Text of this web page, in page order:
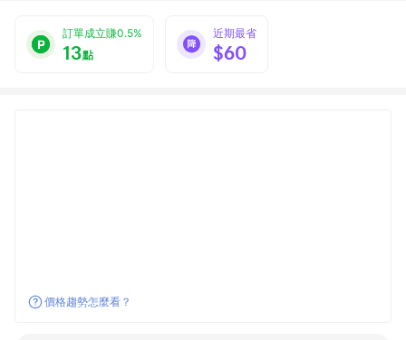
訂單成立賺0.5%
13點
近期最省
$60
價格趨勢怎麼看？